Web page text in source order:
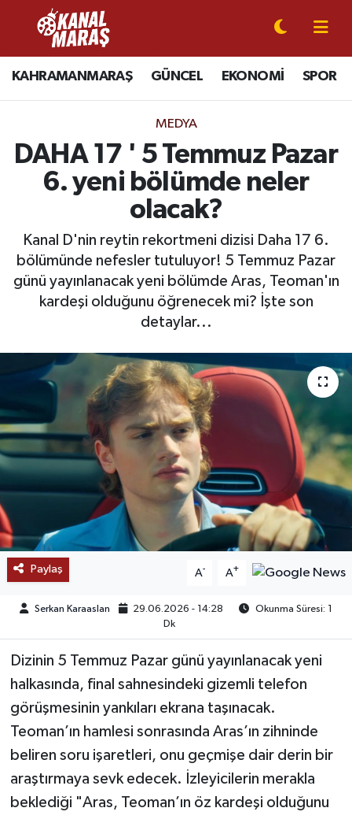
KAHRAMANMARAŞ GÜNCEL EKONOMİ SPOR
MEDYA
DAHA 17 ' 5 Temmuz Pazar
6. yeni bölümde neler
olacak?
Kanal D'nin reytin rekortmeni dizisi Daha 17 6.
bölümünde nefesler tutuluyor! 5 Temmuz Pazar
günü yayınlanacak yeni bölümde Aras, Teoman'ın
kardeşi olduğunu öğrenecek mi? İşte son
detaylar...
Paylaş A- A+
Serkan Karaaslan 29.06.2026 - 14:28
Okunma Süresi: 1
Dk
Dizinin 5 Temmuz Pazar günü yayınlanacak yeni
halkasında, final sahnesindeki gizemli telefon
görüşmesinin yankıları ekrana taşınacak.
Teoman’ın hamlesi sonrasında Aras’ın zihninde
beliren soru işaretleri, onu geçmişe dair derin bir
araştırmaya sevk edecek. İzleyicilerin merakla
beklediği "Aras, Teoman’ın öz kardeşi olduğunu
CANLI YAYIN
KAHRAMANMARAŞ
SPOR
EKONOMİ
GÜNDEM
SAĞLIK
EĞİTİM
BÖLGE
POPÜLER
DÜNYA
MEDYA
OTOMOTİV
YAŞAM
Kahramanmaraş Nöbetçi Eczaneler
Kahramanmaraş Hava Durumu
Kahramanmaraş Trafik Yoğunluk Haritası
Süper Lig Puan Durumu ve Fikstür
Tüm Manşetler
Son Dakika Haberleri